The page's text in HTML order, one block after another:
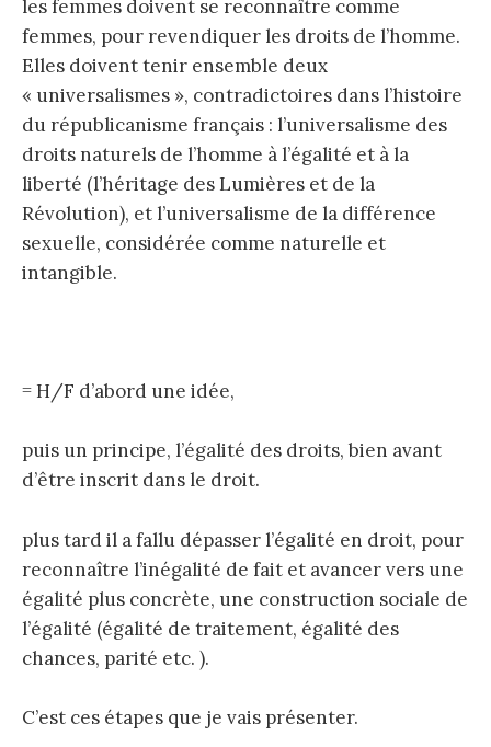
les femmes doivent se reconnaître comme
femmes, pour revendiquer les droits de l’homme.
Elles doivent tenir ensemble deux
« universalismes », contradictoires dans l’histoire
du républicanisme français : l’universalisme des
droits naturels de l’homme à l’égalité et à la
liberté (l’héritage des Lumières et de la
Révolution), et l’universalisme de la différence
sexuelle, considérée comme naturelle et
intangible.
= H/F d’abord une idée,
puis un principe, l’égalité des droits, bien avant
d’être inscrit dans le droit.
plus tard il a fallu dépasser l’égalité en droit, pour
reconnaître l’inégalité de fait et avancer vers une
égalité plus concrète, une construction sociale de
l’égalité (égalité de traitement, égalité des
chances, parité etc. ).
C’est ces étapes que je vais présenter.